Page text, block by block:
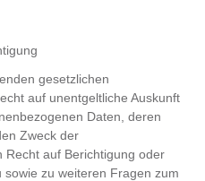
gesetzlichen
auf unentgeltliche Auskunft
Daten, deren
Zweck der
Recht auf Berichtigung oder
zu weiteren Fragen zum